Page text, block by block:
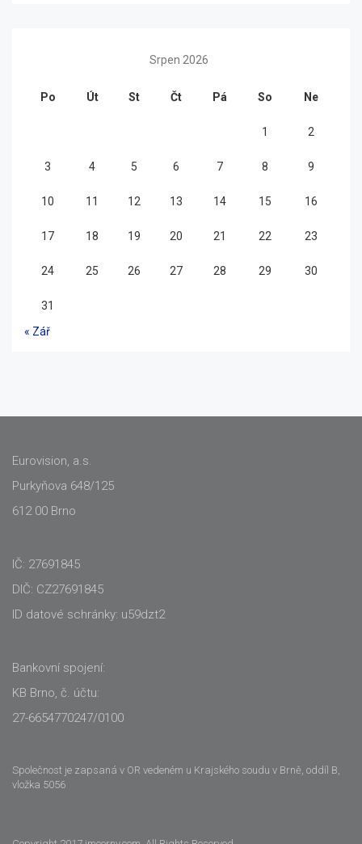
Srpen 2026
Po Út St Čt Pá So Ne
1 2
3 4 5 6 7 8 9
10 11 12 13 14 15 16
17 18 19 20 21 22 23
24 25 26 27 28 29 30
31
« Zář
Eurovision, a.s.
Purkyňova 648/125
612 00 Brno
IČ: 27691845
DIČ: CZ27691845
ID datové schránky: u59dzt2
Bankovní spojení:
KB Brno, č. účtu:
27-6654770247/0100
Společnost je zapsaná v OR vedeném u Krajského soudu v Brně, oddíl B,
vložka 5056